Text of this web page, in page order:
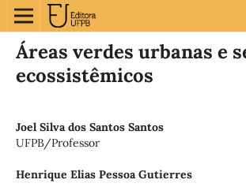
Áreas verdes urbanas e
ecossistêmicos
Joel Silva dos Santos Santos
UFPB/Professor
Henrique Elias Pessoa Gutierres